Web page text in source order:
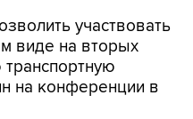
участвовать
виде на вторых
на конференции в